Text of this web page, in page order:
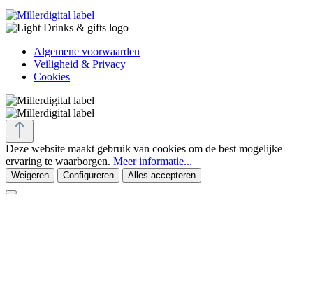
Algemene voorwaarden
Veiligheid & Privacy
Cookies
Deze website maakt gebruik van cookies om de best mogelijke
ervaring te waarborgen. Meer informatie...
Weigeren Configureren Alles accepteren